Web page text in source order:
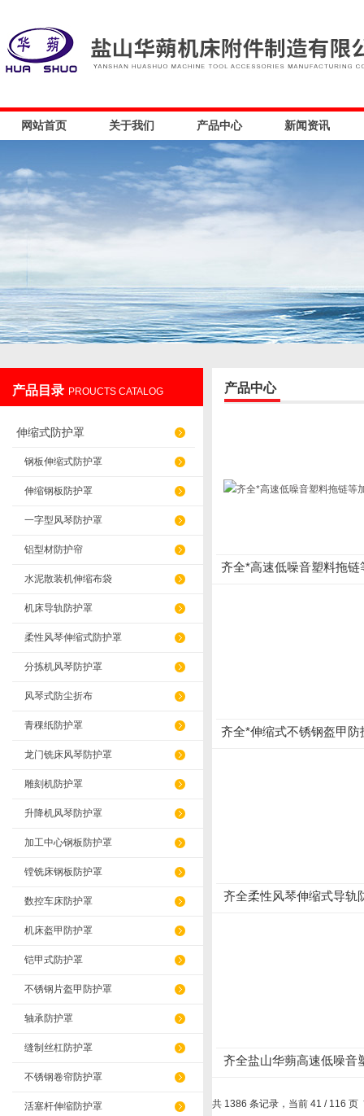
盐山华蒴机床附件制造有限公司
网站首页 关于我们 产品中心 新闻资讯
产品目录 PROUCTS CATALOG
伸缩式防护罩
钢板伸缩式防护罩
伸缩钢板防护罩
一字型风琴防护罩
铝型材防护帘
水泥散装机伸缩布袋
机床导轨防护罩
柔性风琴伸缩式防护罩
分拣机风琴防护罩
风琴式防尘折布
青稞纸防护罩
龙门铣床风琴防护罩
雕刻机防护罩
升降机风琴防护罩
加工中心钢板防护罩
镗铣床钢板防护罩
数控车床防护罩
机床盔甲防护罩
铠甲式防护罩
不锈钢片盔甲防护罩
轴承防护罩
缝制丝杠防护罩
不锈钢卷帘防护罩
活塞杆伸缩防护罩
产品中心
齐全*高速低噪音塑料拖链
齐全*伸缩式不锈钢盔甲防
齐全柔性风琴伸缩式导轨
齐全盐山华蒴高速低噪音
共 1386 条记录，当前 41 / 116 页